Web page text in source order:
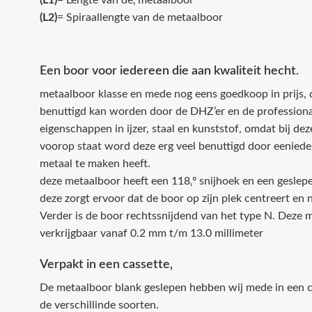
(L2)= Spiraallengte van de metaalboor
Een boor voor iedereen die aan kwaliteit hecht.
metaalboor klasse en mede nog eens goedkoop in
benuttigd kan worden door de DHZ’er en de
eigenschappen in ijzer, staal en kunststof, omdat bij
voorop staat word deze erg veel benuttigd door
metaal te maken heeft.
deze metaalboor heeft een 118‚º snijhoek en een
deze zorgt ervoor dat de boor op zijn plek centreert
Verder is de boor rechtssnijdend van het type N. Deze
verkrijgbaar vanaf 0.2 mm t/m 13.0 millimeter
Verpakt in een cassette‚
De metaalboor blank geslepen hebben wij mede in een
de verschillinde soorten.